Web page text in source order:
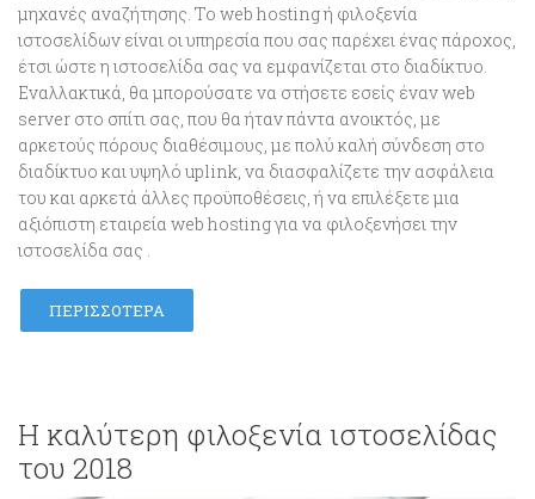
μηχανές αναζήτησης. Το web hosting ή φιλοξενία
ιστοσελίδων είναι οι υπηρεσία που σας παρέχει ένας πάροχος,
έτσι ώστε η ιστοσελίδα σας να εμφανίζεται στο διαδίκτυο.
Εναλλακτικά, θα μπορούσατε να στήσετε εσείς έναν web
server στο σπίτι σας, που θα ήταν πάντα ανοικτός, με
αρκετούς πόρους διαθέσιμους, με πολύ καλή σύνδεση στο
διαδίκτυο και υψηλό uplink, να διασφαλίζετε την ασφάλεια
του και αρκετά άλλες προϋποθέσεις, ή να επιλέξετε μια
αξιόπιστη εταιρεία web hosting για να φιλοξενήσει την
ιστοσελίδα σας .
ΠΕΡΙΣΣΌΤΕΡΑ
Η καλύτερη φιλοξενία ιστοσελίδας
του 2018